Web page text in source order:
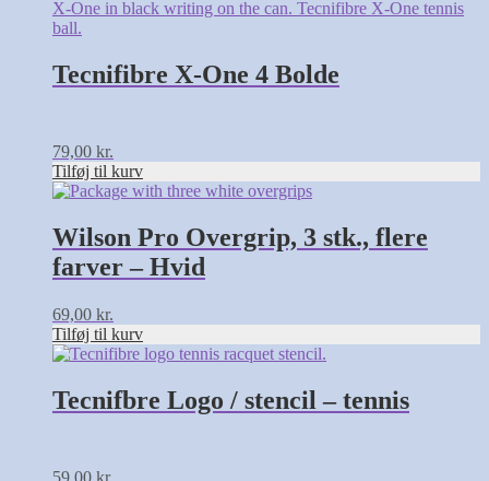
Tecnifibre X-One 4 Bolde
79,00 kr.
Tilføj til kurv
Wilson Pro Overgrip, 3 stk., flere
farver – Hvid
69,00 kr.
Tilføj til kurv
Tecnifbre Logo / stencil – tennis
59,00 kr.